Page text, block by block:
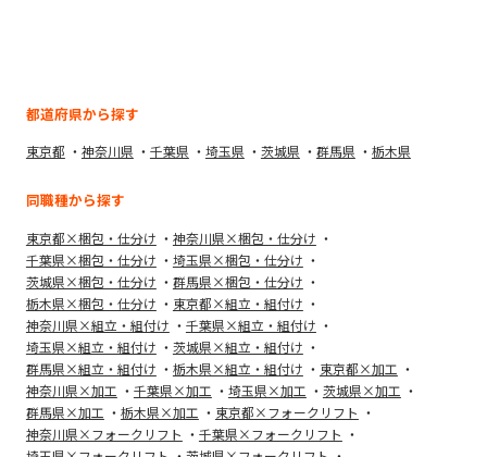
都道府県から探す
東京都 神奈川県 千葉県 埼玉県 茨城県 群馬県 栃木県
同職種から探す
東京都×梱包・仕分け
神奈川県×梱包・仕分け
千葉県×梱包・仕分け
埼玉県×梱包・仕分け
茨城県×梱包・仕分け
群馬県×梱包・仕分け
栃木県×梱包・仕分け
東京都×組立・組付け
神奈川県×組立・組付け
千葉県×組立・組付け
埼玉県×組立・組付け
茨城県×組立・組付け
群馬県×組立・組付け
栃木県×組立・組付け
東京都×加工
神奈川県×加工
千葉県×加工 埼玉県×加工
茨城県×加工
群馬県×加工
栃木県×加工
東京都×フォークリフト
神奈川県×フォークリフト
千葉県×フォークリフト